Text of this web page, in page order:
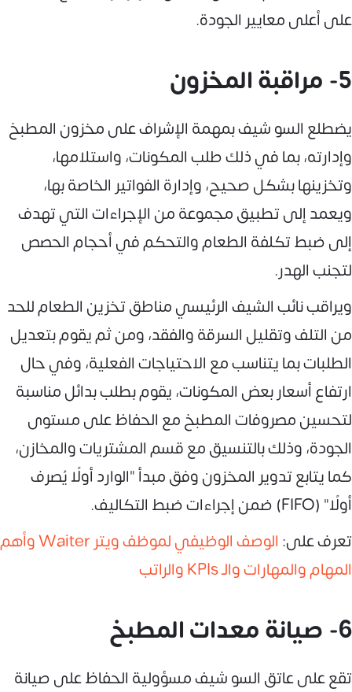
على أعلى معايير الجودة.
5- مراقبة المخزون
يضطلع السو شيف بمهمة الإشراف على مخزون المطبخ
وإدارته، بما في ذلك طلب المكونات، واستلامها،
وتخزينها بشكل صحيح، وإدارة الفواتير الخاصة بها،
ويعمد إلى تطبيق مجموعة من الإجراءات التي تهدف
إلى ضبط تكلفة الطعام والتحكم في أحجام الحصص
لتجنب الهدر.
ويراقب نائب الشيف الرئيسي مناطق تخزين الطعام للحد
من التلف وتقليل السرقة والفقد، ومن ثم يقوم بتعديل
الطلبات بما يتناسب مع الاحتياجات الفعلية، وفي حال
ارتفاع أسعار بعض المكونات، يقوم بطلب بدائل مناسبة
لتحسين مصروفات المطبخ مع الحفاظ على مستوى
الجودة، وذلك بالتنسيق مع قسم المشتريات والمخازن،
كما يتابع تدوير المخزون وفق مبدأ "الوارد أولًا يُصرف
أولًا" (FIFO) ضمن إجراءات ضبط التكاليف.
تعرف على:
الوصف الوظيفي لموظف ويتر Waiter وأهم
المهام والمهارات والـ KPIs والراتب
6- صيانة معدات المطبخ
تقع على عاتق السو شيف مسؤولية الحفاظ على صيانة